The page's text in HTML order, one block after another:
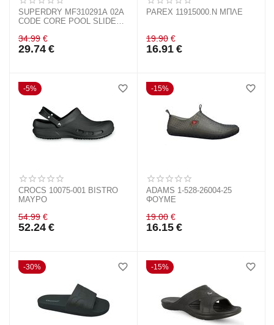
SUPERDRY MF310291A 02A
CODE CORE POOL SLIDE
34.99 €
29.74 €
PAREX 11915000.N ΜΠΛΕ
19.90 €
16.91 €
5%
CROCS 10075-001 BISTRO
ΜΑΥΡΟ
54.99 €
52.24 €
15%
ADAMS 1-528-26004-25
ΦΟΥΜΕ
19.00 €
16.15 €
30% 15%